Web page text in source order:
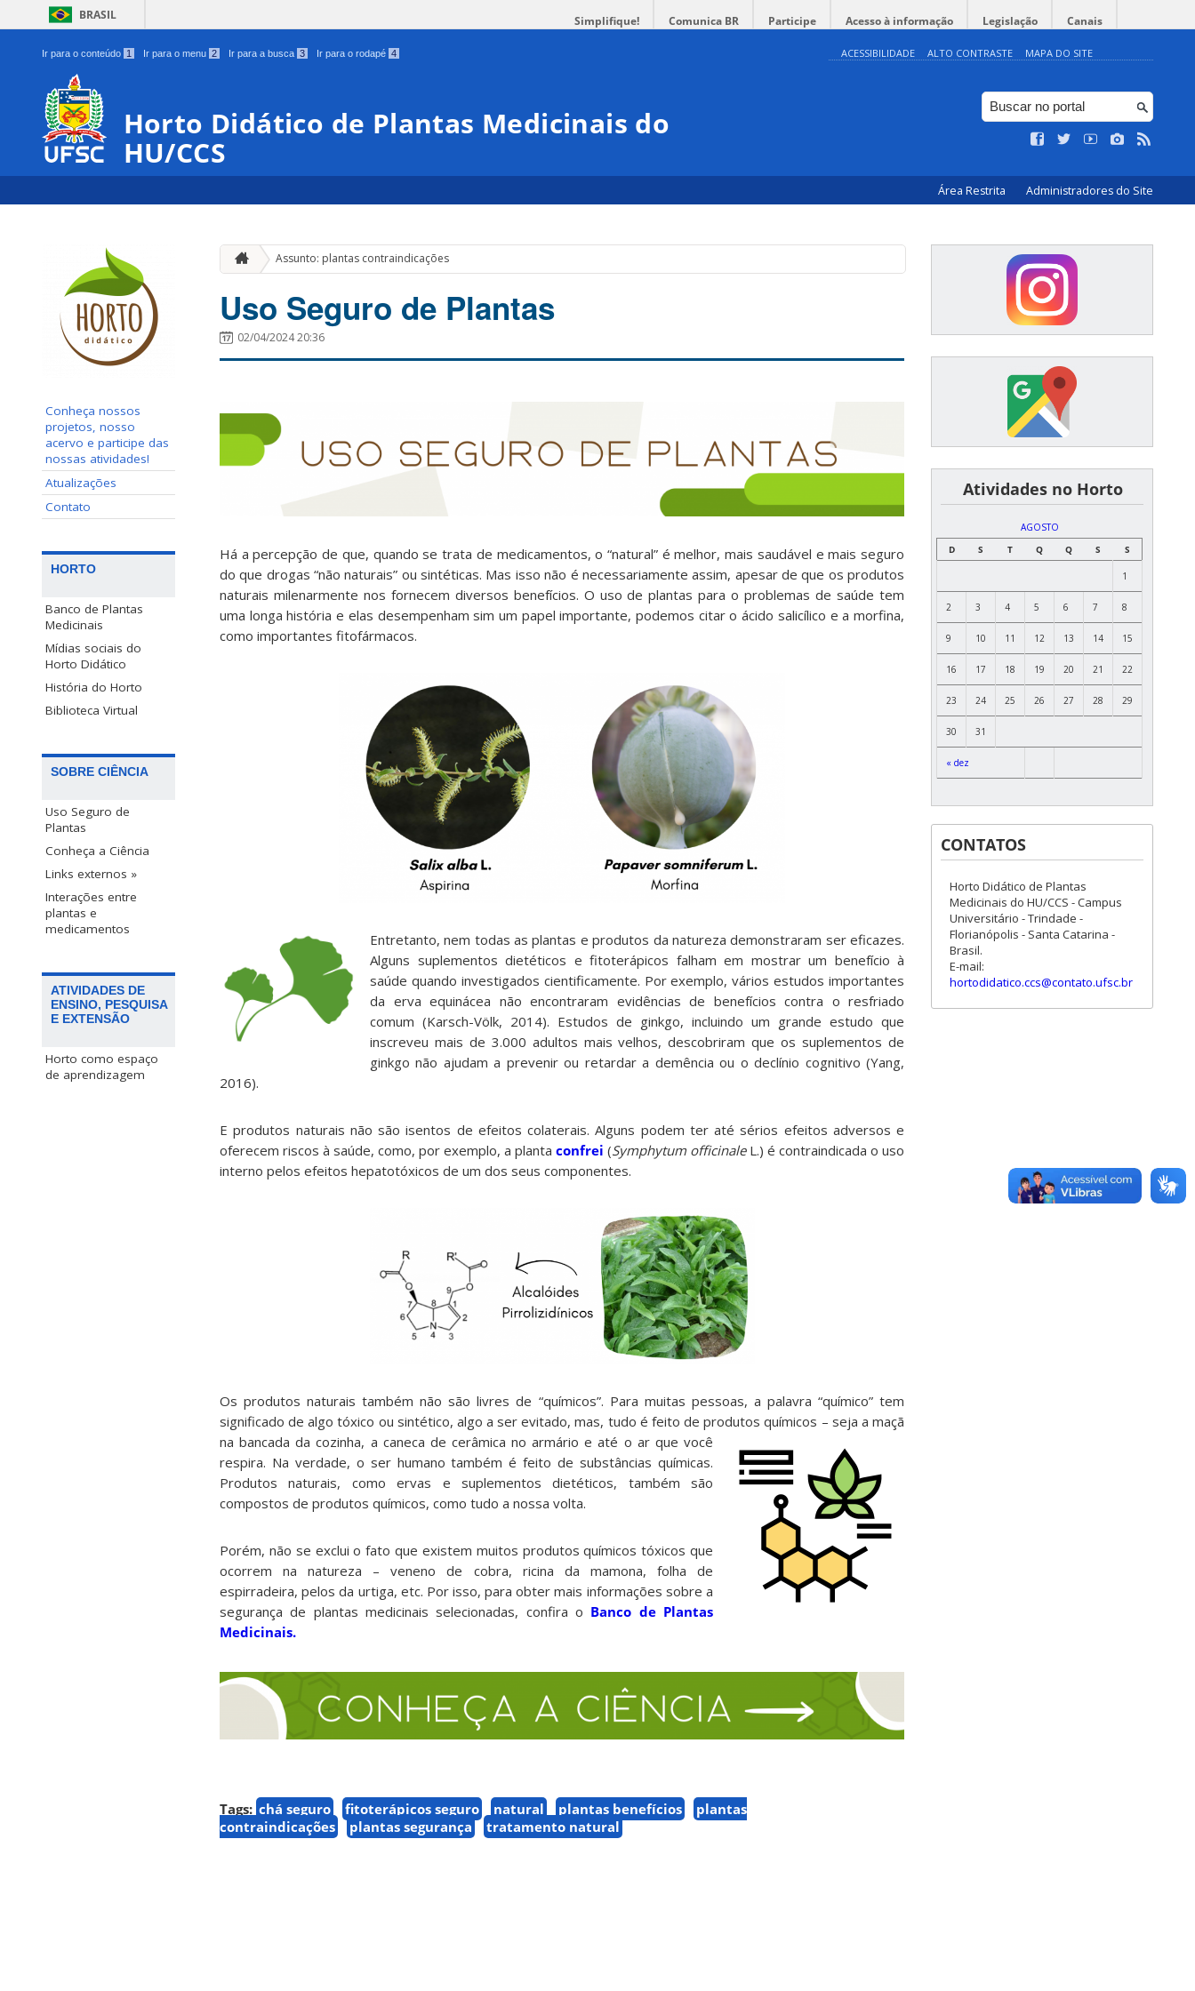
BRASIL Simplifique! Comunica BR Participe Acesso à informação Legislação Canais
Ir para o conteúdo 1 Ir para o menu 2 Ir para a busca 3 Ir para o rodapé 4 ACESSIBILIDADE ALTO CONTRASTE MAPA DO SITE
Horto Didático de Plantas Medicinais do
HU/CCS
Área Restrita Administradores do Site
Conheça nossos
projetos, nosso
acervo e participe das
nossas atividades!
Atualizações
Contato
HORTO
Banco de Plantas
Medicinais
Mídias sociais do
Horto Didático
História do Horto
Biblioteca Virtual
SOBRE CIÊNCIA
Uso Seguro de
Plantas
Conheça a Ciência
Links externos »
Interações entre
plantas e
medicamentos
ATIVIDADES DE
ENSINO, PESQUISA
E EXTENSÃO
Horto como espaço
de aprendizagem
Assunto: plantas contraindicações
Uso Seguro de Plantas
02/04/2024 20:36
Há a percepção de que, quando se trata de medicamentos, o “natural” é melhor, mais saudável e mais seguro
do que drogas “não naturais” ou sintéticas. Mas isso não é necessariamente assim, apesar de que os produtos
naturais milenarmente nos fornecem diversos benefícios. O uso de plantas para o problemas de saúde tem
uma longa história e elas desempenham sim um papel importante, podemos citar o ácido salicílico e a morfina,
como importantes fitofármacos.
Entretanto, nem todas as plantas e produtos da natureza demonstraram ser eficazes.
Alguns suplementos dietéticos e fitoterápicos falham em mostrar um benefício à
saúde quando investigados cientificamente. Por exemplo, vários estudos importantes
da erva equinácea não encontraram evidências de benefícios contra o resfriado
comum (Karsch-Völk, 2014). Estudos de ginkgo, incluindo um grande estudo que
inscreveu mais de 3.000 adultos mais velhos, descobriram que os suplementos de
ginkgo não ajudam a prevenir ou retardar a demência ou o declínio cognitivo (Yang,
2016).
E produtos naturais não são isentos de efeitos colaterais. Alguns podem ter até sérios efeitos adversos e
oferecem riscos à saúde, como, por exemplo, a planta confrei (Symphytum officinaleL.) é contraindicada o uso
interno pelos efeitos hepatotóxicos de um dos seus componentes.
Os produtos naturais também não são livres de “químicos”. Para muitas pessoas, a palavra “químico” tem
significado de algo tóxico ou sintético, algo a ser evitado, mas, tudo é feito de produtos químicos – seja a maçã
na bancada da cozinha, a caneca de cerâmica no armário e até o ar que você
respira. Na verdade, o ser humano também é feito de substâncias químicas.
Produtos naturais, como ervas e suplementos dietéticos, também são
compostos de produtos químicos, como tudo a nossa volta.
Porém, não se exclui o fato que existem muitos produtos químicos tóxicos que
ocorrem na natureza – veneno de cobra, ricina da mamona, folha de
espirradeira, pelos da urtiga, etc. Por isso, para obter mais informações sobre a
segurança de plantas medicinais selecionadas, confira o Banco de Plantas
Medicinais.
Tags: chá seguro fitoterápicos seguro natural plantas benefícios
plantas
contraindicações
plantas segurança tratamento natural
͏ ͏ ͏ ͏ ͏ ͏Atividades no Horto
AGOSTO
D
S T Q Q S S
« dez
1
2 3 4 5 6 7 8
9 10 11 12 13 14 15
16 17 18 19 20 21 22
23 24 25 26 27 28 29
30 31
CONTATOS
Horto Didático de Plantas
Medicinais do HU/CCS - Campus
Universitário - Trindade -
Florianópolis - Santa Catarina -
Brasil.
E-mail:
hortodidatico.ccs@contato.ufsc.br